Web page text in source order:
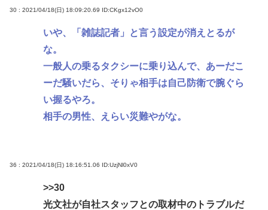
30 : 2021/04/18(日) 18:09:20.69 ID:CKgx12vO0
いや、「雑誌記者」と言う設定が消えとるが
な。
一般人の乗るタクシーに乗り込んで、あーだこ
ーだ騒いだら、そりゃ相手は自己防衛で腕ぐら
い握るやろ。
相手の男性、えらい災難やがな。
36 : 2021/04/18(日) 18:16:51.06 ID:UzjNl0xV0
>>30
光文社が自社スタッフとの取材中のトラブルだ